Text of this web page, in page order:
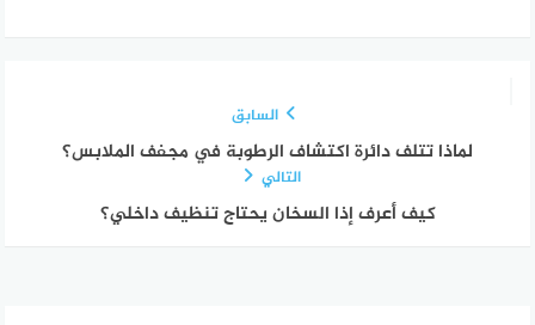
السابق
لماذا تتلف دائرة اكتشاف الرطوبة في مجفف الملابس؟
التالي
كيف أعرف إذا السخان يحتاج تنظيف داخلي؟